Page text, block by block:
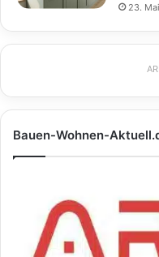
23.
Bauen-Wohnen-